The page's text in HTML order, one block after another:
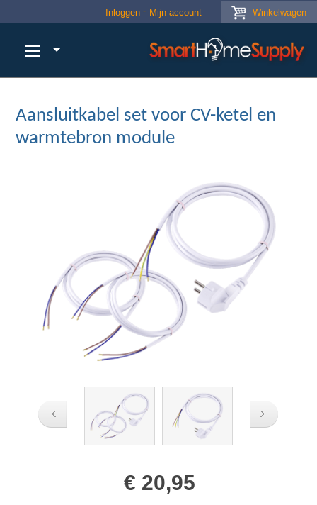
Winkelwagen
Inloggen Mijn account
Aansluitkabel set voor CV-ketel en
warmtebron module
€ 20,95